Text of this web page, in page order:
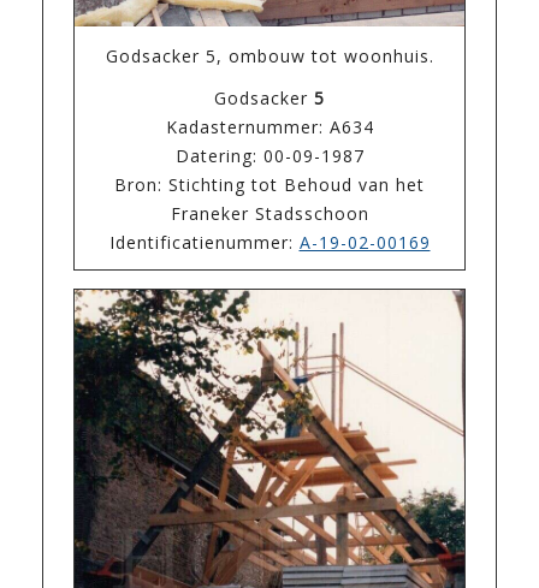
Godsacker 5, ombouw tot woonhuis.
Godsacker 5
Kadasternummer: A634
Datering: 00-09-1987
Bron: Stichting tot Behoud van het
Franeker Stadsschoon
Identificatienummer: A-19-02-00169